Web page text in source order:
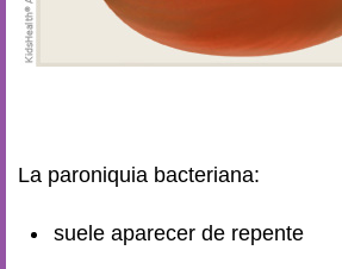
La paroniquia bacteriana:
suele aparecer de repente